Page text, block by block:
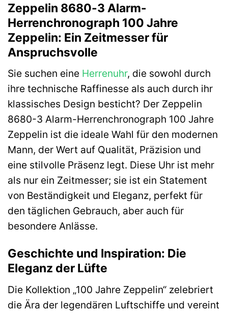
Zeppelin 8680-3 Alarm-
Herrenchronograph 100 Jahre
Zeppelin: Ein Zeitmesser für
Anspruchsvolle
Sie suchen eine Herrenuhr, die sowohl durch
ihre technische Raffinesse als auch durch ihr
klassisches Design besticht? Der Zeppelin
8680-3 Alarm-Herrenchronograph 100 Jahre
Zeppelin ist die ideale Wahl für den modernen
Mann, der Wert auf Qualität, Präzision und
eine stilvolle Präsenz legt. Diese Uhr ist mehr
als nur ein Zeitmesser; sie ist ein Statement
von Beständigkeit und Eleganz, perfekt für
den täglichen Gebrauch, aber auch für
besondere Anlässe.
Geschichte und Inspiration: Die
Eleganz der Lüfte
Die Kollektion „100 Jahre Zeppelin“ zelebriert
die Ära der legendären Luftschiffe und vereint